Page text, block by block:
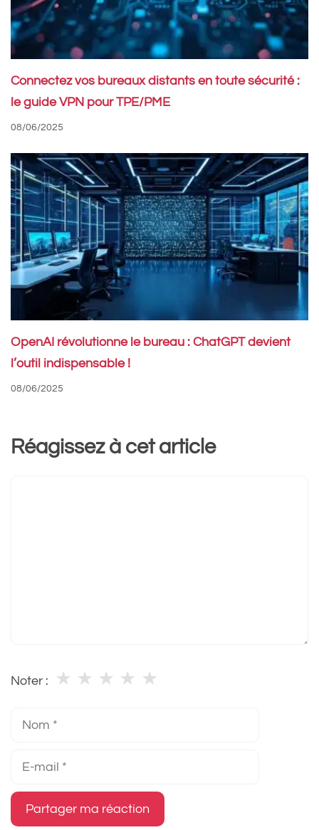
Connectez vos bureaux distants en toute sécurité :
le guide VPN pour TPE/PME
08/06/2025
OpenAI révolutionne le bureau : ChatGPT devient
l’outil indispensable !
08/06/2025
Réagissez à cet article
Noter : ★
★
★
★
★